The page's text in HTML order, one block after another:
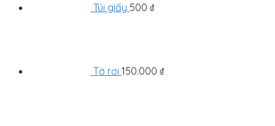
Túi giấy 500 ₫
Tờ rơi 150.000 ₫